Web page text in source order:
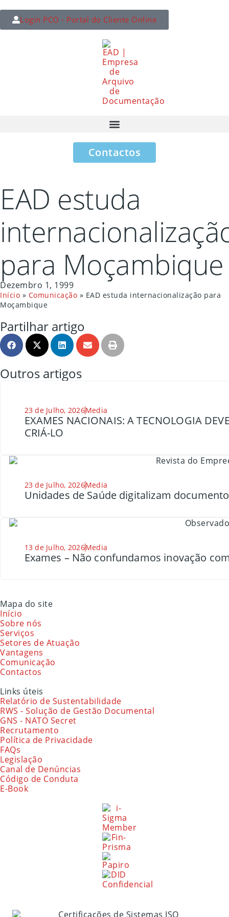
Login PCO - Portal do Cliente Online
Contactos
EAD estuda
para Moçambique
Dezembro 1, 1999
Início » Comunicação » EAD estuda internacionalização para
Moçambique
Partilhar artigo
Outros artigos
23 de Julho, 2026Media
EXAMES NACIONAIS: A TECNOLOGIA
CRIÁ-LO
23 de Julho, 2026Media
Unidades de Saúde digitalizam
13 de Julho, 2026Media
Exames – Não confundamos inovação
Mapa do site
Início
Sobre nós
Serviços
Setores de Atuação
Vantagens
Comunicação
Contactos
Links úteis
Relatório de Sustentabilidade
RWS - Solução de Gestão Documental
GNS - NATO Secret
Recrutamento
Política de Privacidade
FAQs
Legislação
Canal de Denúncias
Código de Conduta
E-Book